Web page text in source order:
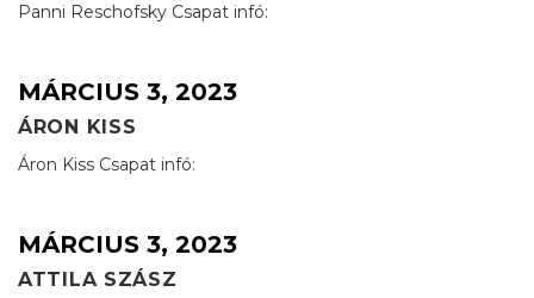
Panni Reschofsky Csapat infó:
MÁRCIUS 3, 2023
ÁRON KISS
Áron Kiss Csapat infó:
MÁRCIUS 3, 2023
ATTILA SZÁSZ